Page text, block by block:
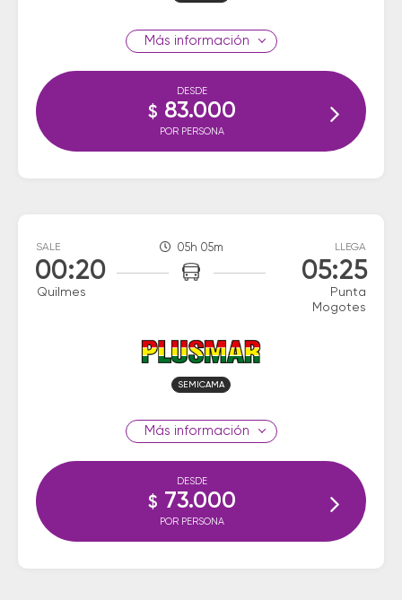
información
DESDE
$ 83.000
POR PERSONA
SALE
00:20
Quilmes
05h 05m LLEGA
05:25
Punta
Mogotes
SEMICAMA
información
DESDE
$ 73.000
POR PERSONA